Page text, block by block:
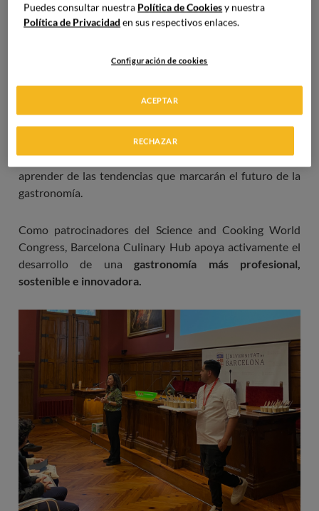
estudiantes disfruten de actividades formativas que
potenciando tanto sus conocimientos como sus
competencias profesionales. La participación de nuestros
alumnos en este tipo de congresos internacionales es una
excelente oportunidad para sucrecimiento profesional,
permitiéndoles conectar con expertos del sector y
aprender de las tendencias que marcarán el futuro de la
gastronomía.
Como patrocinadores del Science and Cooking World
Congress, Barcelona Culinary Hub apoya activamente el
desarrollo de unagastronomía más profesional,
sostenible e innovadora.
Imagen
Puedes consultar nuestra Política de Cookiesy nuestra
Política de Privacidad en sus respectivos enlaces.
Configuración de cookies
RECHAZAR
ACEPTAR